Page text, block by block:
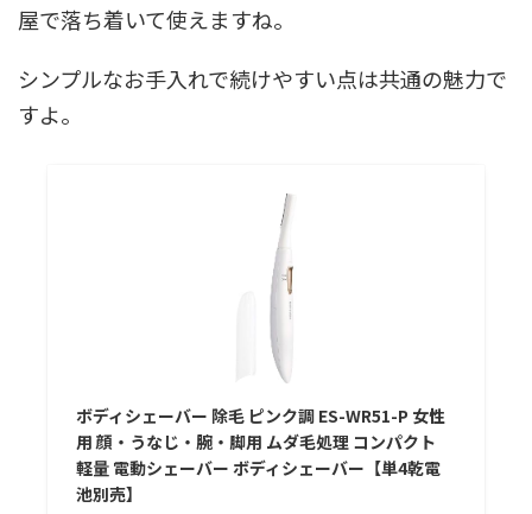
屋で落ち着いて使えますね。
シンプルなお手入れで続けやすい点は共通の魅力で
すよ。
ボディシェーバー 除毛 ピンク調 ES-WR51-P 女性
用 顔・うなじ・腕・脚用 ムダ毛処理 コンパクト
軽量 電動シェーバー ボディシェーバー【単4乾電
池別売】